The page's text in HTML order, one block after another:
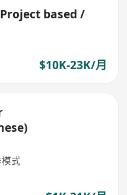
based /
$10K-23K/月
式